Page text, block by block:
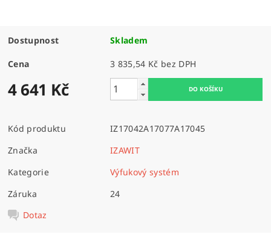
Dostupnost Skladem
Cena 3 835,54 Kč bez DPH
4 641 Kč
Kód produktu
IZ17042A17077A17045
Značka
IZAWIT
Kategorie
Výfukový systém
Záruka
24
Dotaz